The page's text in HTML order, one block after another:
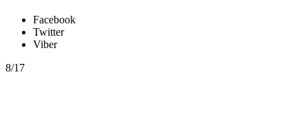
Facebook
Twitter
Viber
8/17